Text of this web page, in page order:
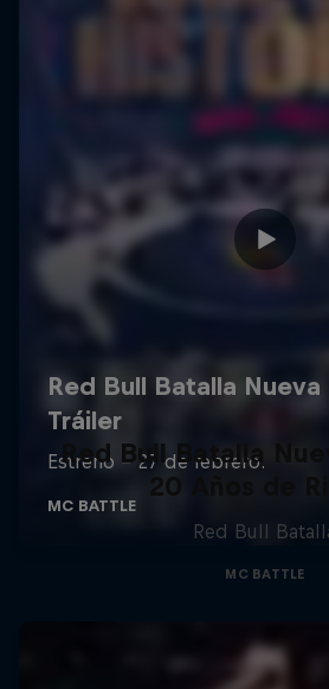
Red Bull Batalla
20 Años de
Red Bull
MC BATTLE